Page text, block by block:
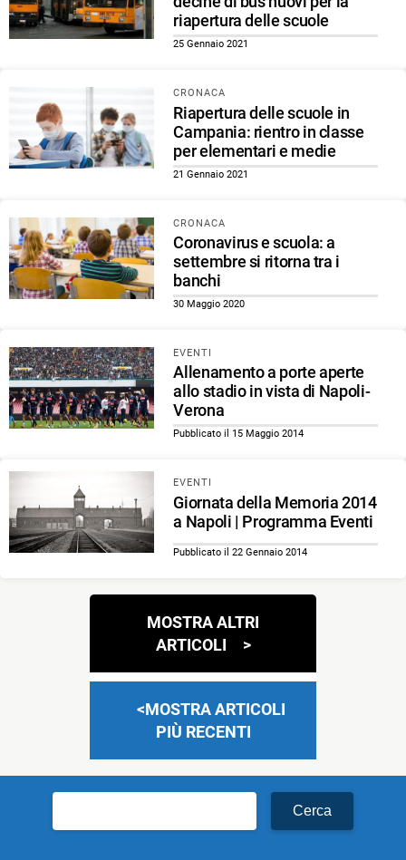
riapertura delle scuole
25 Gennaio 2021
CRONACA
Riapertura delle scuole in
Campania: rientro in classe
per elementari e medie
21 Gennaio 2021
CRONACA
Coronavirus e scuola: a
settembre si ritorna tra i
banchi
30 Maggio 2020
EVENTI
Allenamento a porte aperte
allo stadio in vista di Napoli-
Verona
Pubblicato il 15 Maggio 2014
EVENTI
Giornata della Memoria 2014
a Napoli | Programma Eventi
Pubblicato il 22 Gennaio 2014
Navigazione
articoli
MOSTRA ALTRI
ARTICOLI
MOSTRA ARTICOLI
PIÙ RECENTI
per: